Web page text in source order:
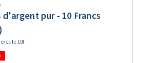
d'argent pur - 10 Francs
10F